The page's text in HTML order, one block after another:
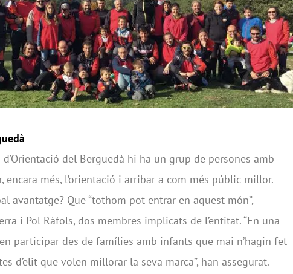
del Berguedà hi ha un grup de persones amb
encara més, l’orientació i arribar a com més públic millor.
avantatge? Que “tothom pot entrar en aquest món”,
i Pol Ràfols, dos membres implicats de l’entitat. “En una
participar des de famílies amb infants que mai n’hagin fet
d’elit que volen millorar la seva marca”, han assegurat.